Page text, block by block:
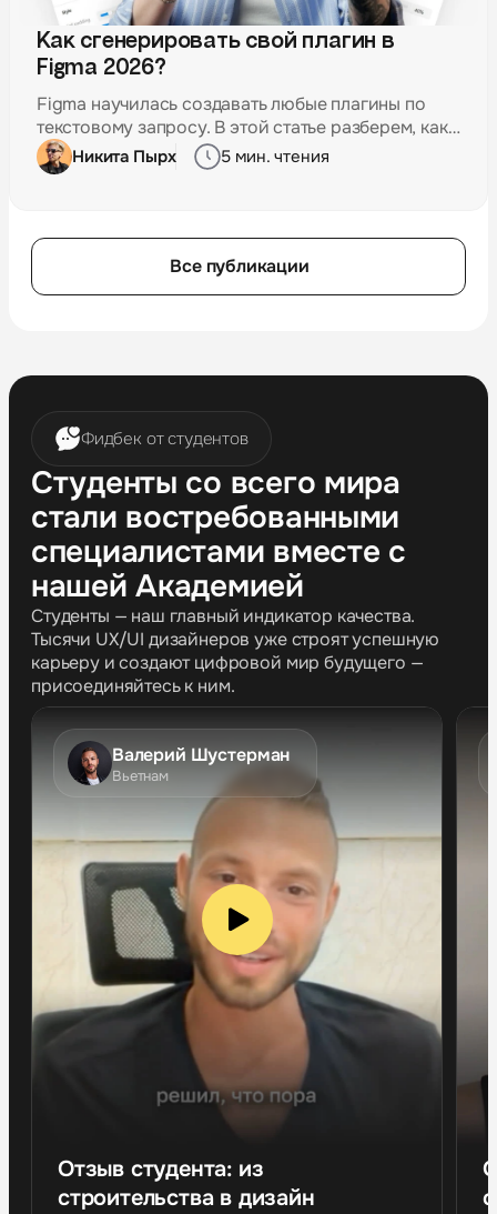
Как сгенерировать свой плагин в
Figma 2026?
Figma научилась создавать любые плагины по
текстовому запросу. В этой статье разберем, как
это работает!
Никита Пырх 5 мин. чтения
Все публикации
Фидбек от студентов
Студенты со всего мира
стали востребованными
специалистами вместе с
нашей Академией
Студенты — наш главный индикатор качества.
Тысячи UX/UI дизайнеров уже строят успешную
карьеру и создают цифровой мир будущего —
присоединяйтесь к ним.
Валерий Шустерман
Вьетнам
Отзыв студента: из
строительства в дизайн